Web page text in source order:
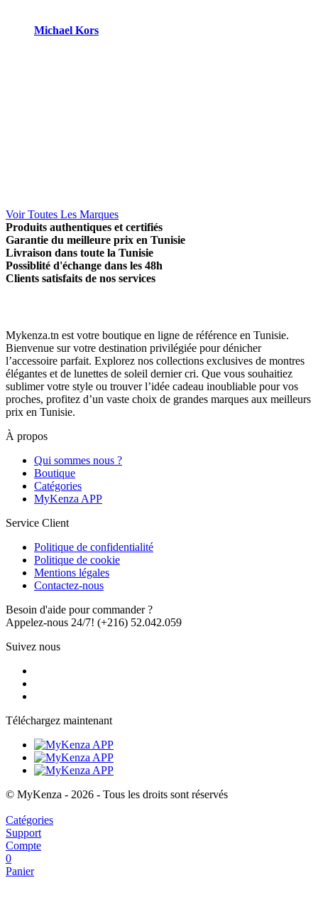
Michael Kors
Voir Toutes Les Marques
Produits authentiques et certifiés
Garantie du meilleure prix en Tunisie
Livraison dans toute la Tunisie
Possiblité d'échange dans les 48h
Clients satisfaits de nos services
Mykenza.tn est votre boutique en ligne de référence en Tunisie.
Bienvenue sur votre destination privilégiée pour dénicher
l’accessoire parfait. Explorez nos collections exclusives de montres
élégantes et de lunettes de soleil dernier cri. Que vous souhaitiez
sublimer votre style ou trouver l’idée cadeau inoubliable pour vos
proches, profitez d’un vaste choix de grandes marques aux meilleurs
prix en Tunisie.
À propos
Qui sommes nous ?
Boutique
Catégories
MyKenza APP
Service Client
Politique de confidentialité
Politique de cookie
Mentions légales
Contactez-nous
Besoin d'aide pour commander ?
Appelez-nous 24/7! (+216) 52.042.059
Suivez nous
Téléchargez maintenant
© MyKenza - 2026 - Tous les droits sont réservés
Catégories
Support
Compte
0
Panier